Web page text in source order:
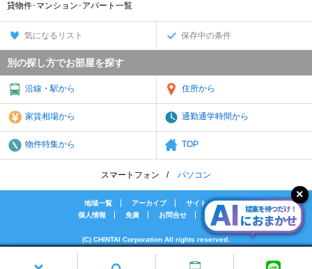
貸物件･マンション･アパート一覧
気になるリスト 保存中の条件
別の探し方でお部屋を探す
沿線・駅から 住所から
家賃相場から 通勤通学時間から
物件特集から TOP
スマートフォン パソコン
地域一覧 アーカイブ
サイトマップ
個人情報
免責 お問合せ 会社案内
(C) CHINTAI Corporation All rights reserved.
[PR]賃貸物件の疑問解決！教えてエイブルAGENT